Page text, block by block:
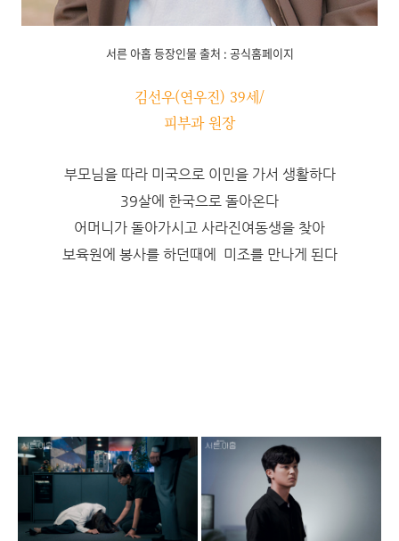
서른 아홉 등장인물 출처 : 공식홈페이지
김선우(연우진) 39세/
피부과 원장
부모님을 따라 미국으로 이민을 가서 생활하다
39살에 한국으로 돌아온다
어머니가 돌아가시고 사라진여동생을 찾아
보육원에 봉사를 하던때에 미조를 만나게 된다